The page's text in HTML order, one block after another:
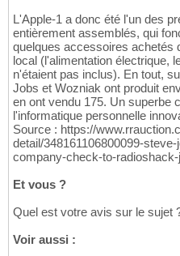
L'Apple-1 a donc été l'un des
entièrement assemblés, qui
quelques accessoires achetés
local (l'alimentation électrique,
n'étaient pas inclus). En tout,
Jobs et Wozniak ont produit
en ont vendu 175. Un superbe
l'informatique personnelle
Source : https://
detail/348161106800099-
company-check-to-
Et vous ?
Quel est votre avis sur le sujet
Voir aussi :